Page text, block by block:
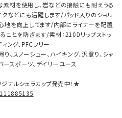
材を使用し、岩などの接触にも耐えうる
などにも活躍します/パッド入りのショル
地を向上してます/内部にライナーを配置
ことを防ぎます/素材：210Dリップストッ
ング、PFCフリー
、スノーシュー、ハイキング、沢登り、シャ
ースポーツ、デイリーユース
ナルシェラカップ発売中！★